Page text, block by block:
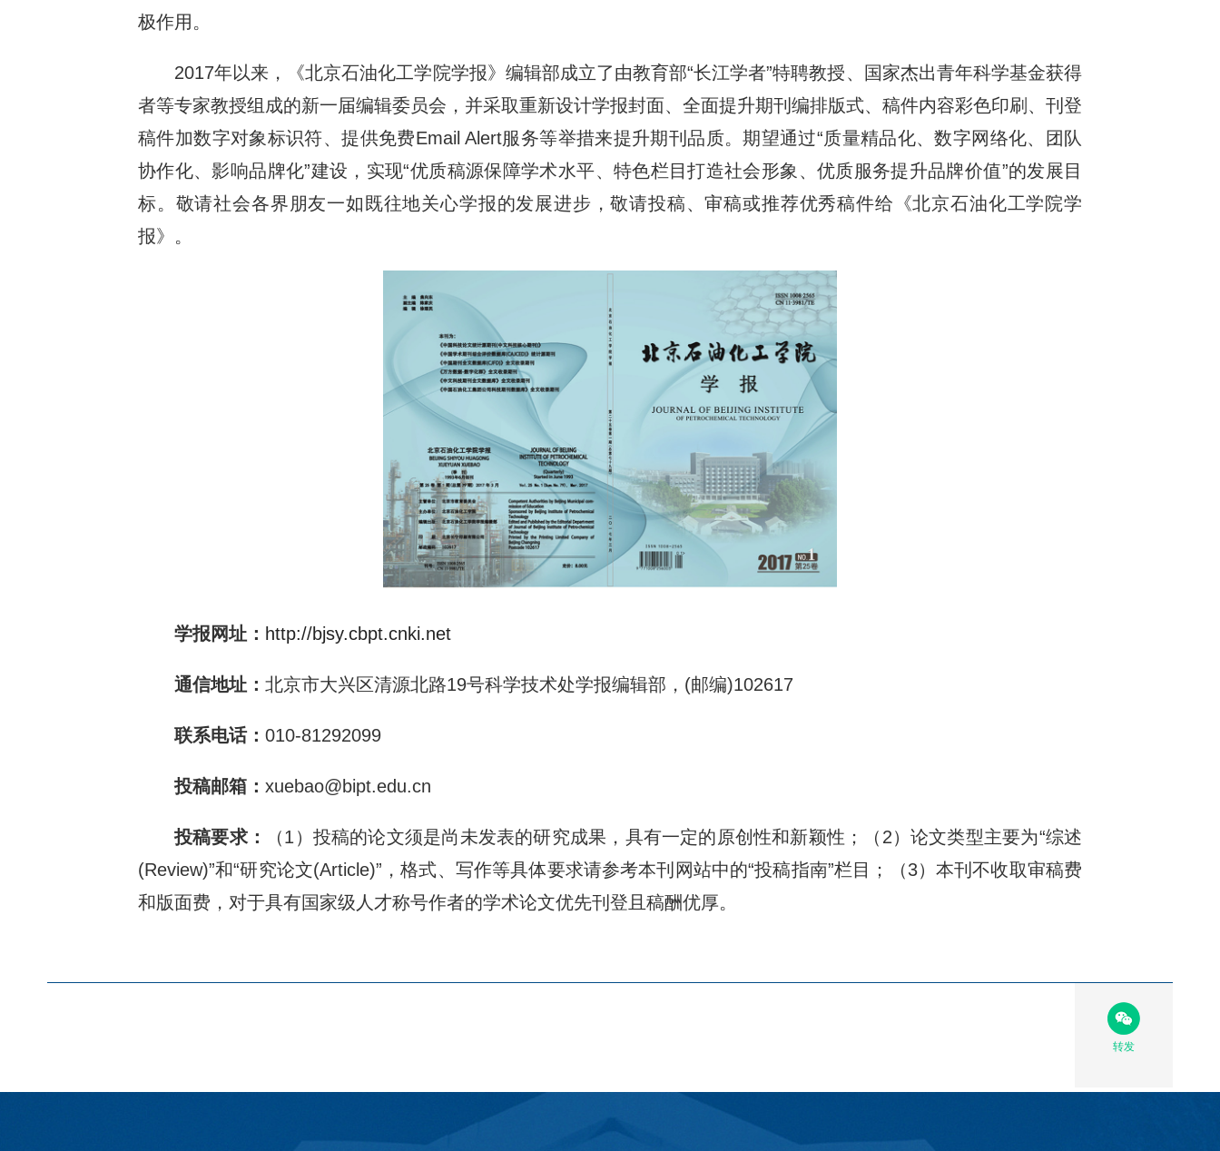
极作用。
2017年以来，《北京石油化工学院学报》编辑部成立了由教育部“长江学者”特聘教授、国家杰出青年科学基金获得
者等专家教授组成的新一届编辑委员会，并采取重新设计学报封面、全面提升期刊编排版式、稿件内容彩色印刷、刊登
稿件加数字对象标识符、提供免费Email Alert服务等举措来提升期刊品质。期望通过“质量精品化、数字网络化、团队
协作化、影响品牌化”建设，实现“优质稿源保障学术水平、特色栏目打造社会形象、优质服务提升品牌价值”的发展目
标。敬请社会各界朋友一如既往地关心学报的发展进步，敬请投稿、审稿或推荐优秀稿件给《北京石油化工学院学
报》。
学报网址： http://bjsy.cbpt.cnki.net
通信地址： 北京市大兴区清源北路19号科学技术处学报编辑部，(邮编)102617
联系电话： 010-81292099
投稿邮箱： xuebao@bipt.edu.cn
投稿要求：
（1）投稿的论文须是尚未发表的研究成果，具有一定的原创性和新颖性；（2）论文类型主要为“综述
(Review)”和“研究论文(Article)”，格式、写作等具体要求请参考本刊网站中的“投稿指南”栏目；（3）本刊不收取审稿费
和版面费，对于具有国家级人才称号作者的学术论文优先刊登且稿酬优厚。
转发